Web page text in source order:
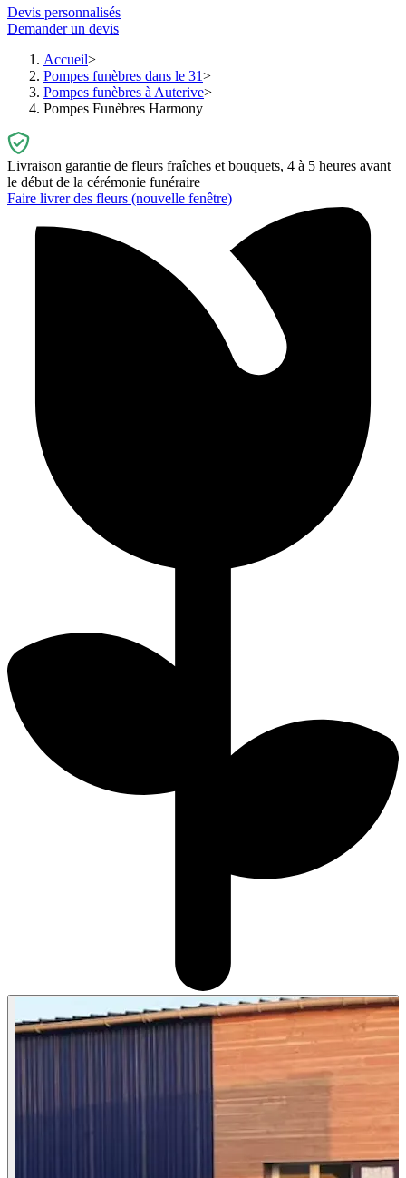
Devis personnalisés
Demander un devis
Accueil
Pompes funèbres dans le 31
Pompes funèbres à Auterive
Pompes Funèbres Harmony
Livraison garantie de fleurs fraîches et bouquets, 4 à 5 heures avant
le début de la cérémonie funéraire
Faire livrer des fleurs (nouvelle fenêtre)